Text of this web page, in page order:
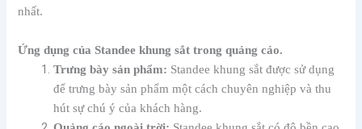
nhất.
Ứng dụng của Standee khung sắt trong quảng cáo.
Trưng bày sản phẩm: Standee khung sắt được sử dụng
để trưng bày sản phẩm một cách chuyên nghiệp và thu
hút sự chú ý của khách hàng.